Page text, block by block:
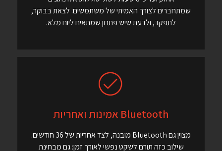
שמתחברים לצורך האמיתי של משתמשים: לצאת בבוקר,
לתפקד, ולדעת שיש פתרון שמתאים ליום מלא.
Bluetooth אמינות ואחריות
מצוין גם Bluetooth מובנה, לצד אחריות של 36 חודשים.
שילוב כזה תורם לשקט נפשי לאורך זמן: גם מבחינת